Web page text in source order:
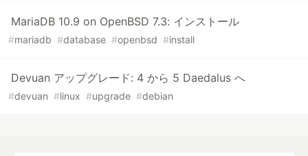
MariaDB 10.9 on OpenBSD 7.3: インストール
#mariadb #database #openbsd #install
Devuan アップグレード: 4 から 5 Daedalus へ
#devuan #linux #upgrade #debian